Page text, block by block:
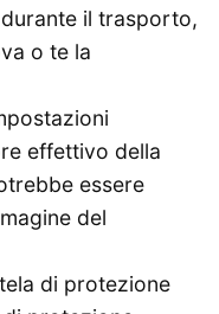
il trasporto,
o te la
effettivo della
essere
del
di protezione